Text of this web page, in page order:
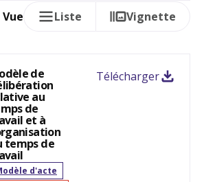
Vue Liste Vignette
de
au
de
et à
temps de
d'acte
Télécharger